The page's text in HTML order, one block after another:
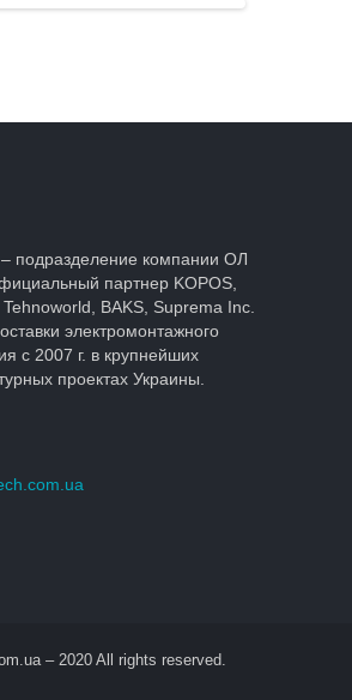
подразделение компании ОЛ
партнер KOPOS,
BAKS, Suprema Inc.
электромонтажного
с 2007 г. в крупнейших
проектах Украины.
– 2020 All rights reserved.